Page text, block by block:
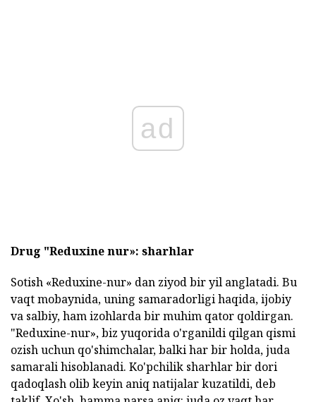
ad
Drug "Reduxine nur»: sharhlar
Sotish «Reduxine-nur» dan ziyod bir yil anglatadi. Bu
vaqt mobaynida, uning samaradorligi haqida, ijobiy
va salbiy, ham izohlarda bir muhim qator qoldirgan.
"Reduxine-nur», biz yuqorida o'rganildi qilgan qismi
ozish uchun qo'shimchalar, balki har bir holda, juda
samarali hisoblanadi. Ko'pchilik sharhlar bir dori
qadoqlash olib keyin aniq natijalar kuzatildi, deb